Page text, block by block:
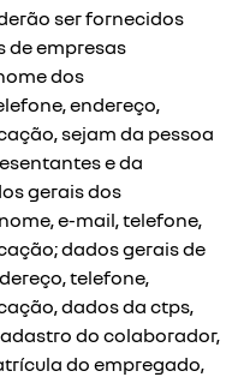
ser fornecidos
de empresas
dos
endereço,
sejam da pessoa
e da
gerais dos
e-mail, telefone,
dados gerais de
telefone,
dados da ctps,
do colaborador,
do empregado,